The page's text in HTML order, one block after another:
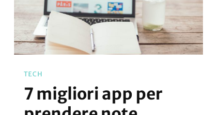
TECH
7 migliori app per